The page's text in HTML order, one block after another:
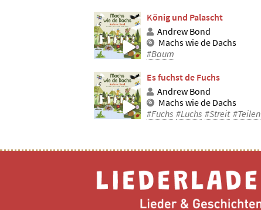
König und Palascht
Andrew Bond
Machs wie de Dachs
#Baum
Es fuchst de Fuchs
Andrew Bond
Machs wie de Dachs
#Fuchs #Luchs #Streit #Teilen